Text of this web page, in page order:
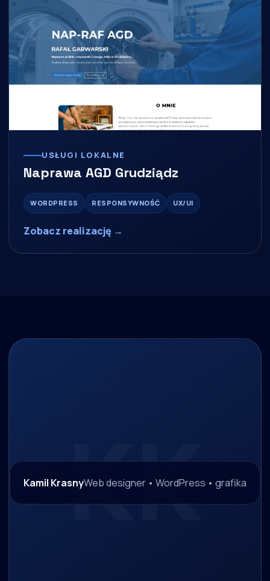
USŁUGI LOKALNE
Naprawa AGD Grudziądz
WORDPRESS RESPONSYWNOŚĆ UX/UI
Zobacz realizację →
Kamil KrasnyWeb designer • WordPress • grafika